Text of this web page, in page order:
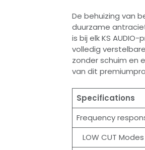
De behuizing van
duurzame
is bij elk KS
volledig
zonder schuim en
van dit
Specifications
Frequency
LOW CUT Modes